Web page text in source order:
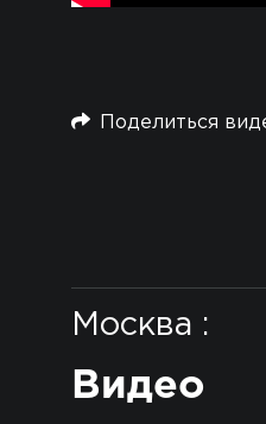
Поделиться
Москва :
Видео